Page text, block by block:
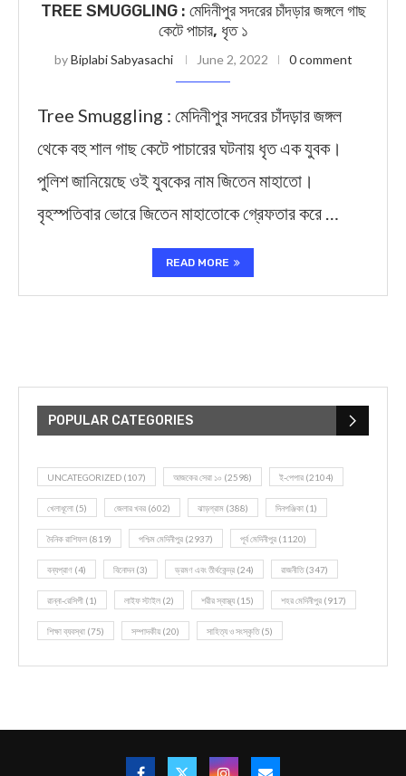
TREE SMUGGLING : মেদিনীপুর সদরের চাঁদড়ার জঙ্গলে গাছ
কেটে পাচার, ধৃত ১
byBiplabi Sabyasachi June 2, 2022 0 comment
Tree Smuggling : মেদিনীপুর সদরের চাঁদড়ার জঙ্গল
থেকে বহু শাল গাছ কেটে পাচারের ঘটনায় ধৃত এক যুবক।
পুলিশ জানিয়েছে ওই যুবকের নাম জিতেন মাহাতো।
বৃহস্পতিবার ভোরে জিতেন মাহাতোকে গ্রেফতার করে …
READ MORE
POPULAR CATEGORIES
UNCATEGORIZED (107) আজকের সেরা ১০ (2598) ই-পেপার (2104)
খেলাধূলো (5) জেলার খবর (602) ঝাড়গ্রাম (388) দিনপঞ্জিকা (1)
দৈনিক রাশিফল (819) পশ্চিম মেদিনীপুর (2937) পূর্ব মেদিনীপুর (1120)
বন্যপ্রাণ (4) বিনোদন(3) ভ্রমণ এবং তীর্থকেন্দ্র (24) রাজনীতি(347)
রান্না-রেসিপী (1) লাইফ স্টাইল (2) শরীর স্বাস্থ্য (15) শহর মেদিনীপুর (917)
শিক্ষা ব্যবস্থা (75) সম্পাদকীয় (20) সাহিত্য ও সংস্কৃতি(5)